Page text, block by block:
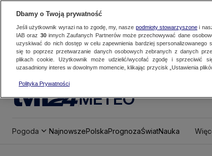
METEO
Pogoda NajnowszePolskaPrognozaŚwiatNauka
Dbamy o Twoją prywatność
Jeśli użytkownik wyrazi na to zgodę, my, nasze podmioty stowarzyszonei
IAB oraz 30innych Zaufanych Partnerów może przechowywać dane
uzyskiwać do nich dostęp w celu zapewnienia bardziej spersonalizowanego
się to poprzez przetwarzanie danych osobowych zebranych z danych
plikach cookie. Użytkownik może udzielić/wycofać zgodę i sprzeciwić
uzasadniony interes w dowolnym momencie, klikając przycisk „Ustawienia
Polityka Prywatności